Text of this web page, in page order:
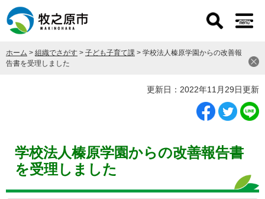
ー
先
頭
ニ
を
飛
ホーム > 組織でさがす > 子ども子育て課 > 学校法人榛原学園からの改善報
告書を受理しました
更新日：2022年11月29日更新
学校法人榛原学園からの改善報告書
を受理しました